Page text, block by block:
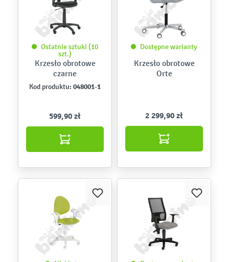
Ostatnie sztuki (10
szt.)
Krzesło obrotowe
czarne
Kod produktu: 048001-1
599,90 zł
Dostępne warianty
Krzesło obrotowe
Orte
2 299,90 zł